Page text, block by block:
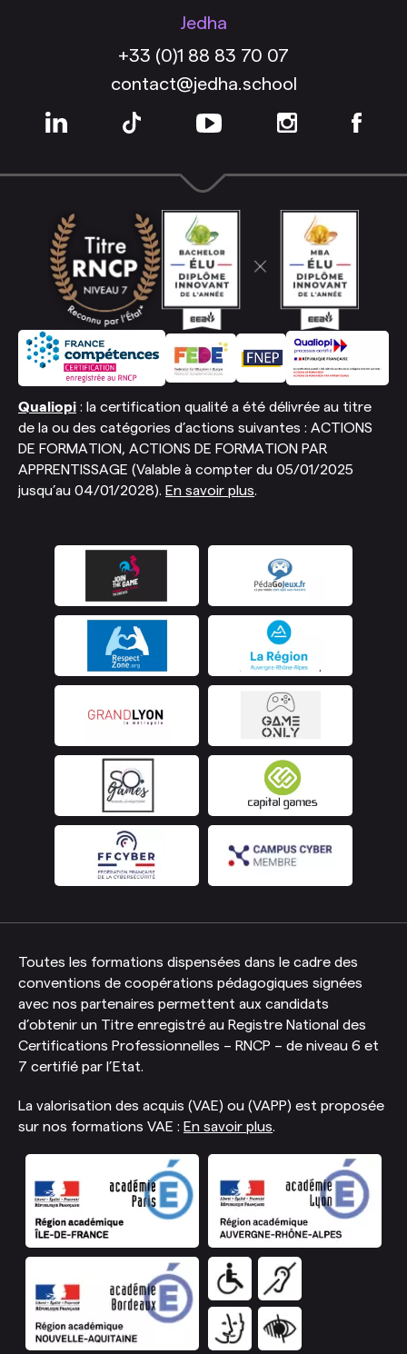
Jedha
+33 (0)1 88 83 70 07
contact@jedha.school
Qualiopi : la certification qualité a été délivrée au titre
de la ou des catégories d’actions suivantes : ACTIONS
DE FORMATION, ACTIONS DE FORMATION PAR
APPRENTISSAGE (Valable à compter du 05/01/2025
jusqu’au 04/01/2028). En savoir plus.
Toutes les formations dispensées dans le cadre des
conventions de coopérations pédagogiques signées
avec nos partenaires permettent aux candidats
d’obtenir un Titre enregistré au Registre National des
Certifications Professionnelles – RNCP – de niveau 6 et
7 certifié par l’Etat.
La valorisation des acquis (VAE) ou (VAPP) est proposée
sur nos formations VAE : En savoir plus.